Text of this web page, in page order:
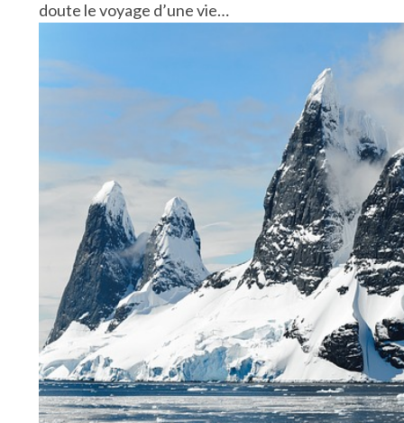
doute le voyage d’une vie…